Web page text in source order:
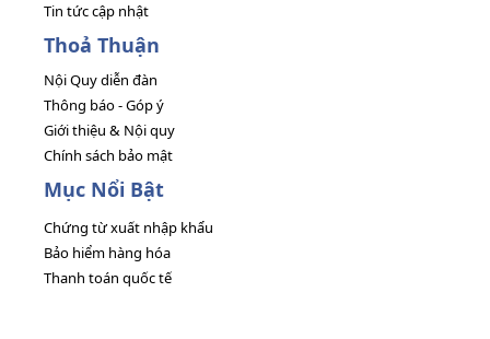
Tin tức cập nhật
Thoả Thuận
Nội Quy diễn đàn
Thông báo - Góp ý
Giới thiệu & Nội quy
Chính sách bảo mật
Mục Nổi Bật
Chứng từ xuất nhập khẩu
Bảo hiểm hàng hóa
Thanh toán quốc tế